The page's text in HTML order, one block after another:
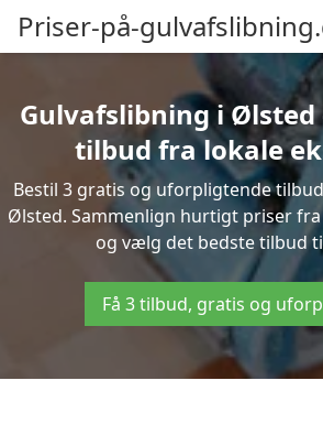
Priser-på-
Gulvafslibning i Ølsted
tilbud fra lokale
Bestil 3 gratis og uforpligtende
Ølsted. Sammenlign hurtigt priser
og vælg det bedste tilbud
Få 3 tilbud, gratis og